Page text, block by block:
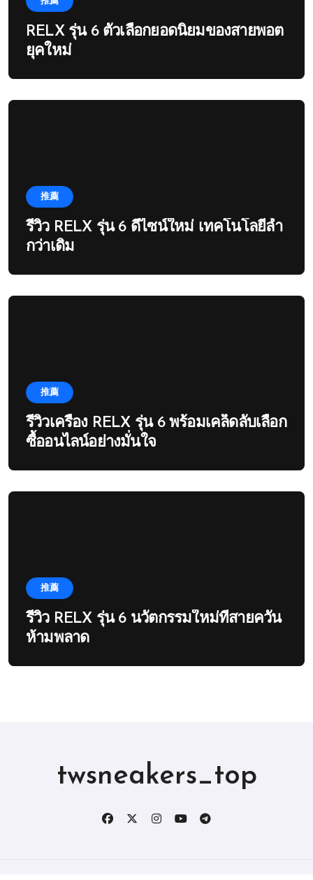
RELX รุ่น 6 ตัวเลือกยอดนิยมของสายพอต
ยุคใหม่
推薦
รีวิว RELX รุ่น 6 ดีไซน์ใหม่ เทคโนโลยีล้ำ
กว่าเดิม
推薦
รีวิวเครื่อง RELX รุ่น 6 พร้อมเคล็ดลับเลือก
ซื้ออนไลน์อย่างมั่นใจ
推薦
รีวิว RELX รุ่น 6 นวัตกรรมใหม่ที่สายควัน
ห้ามพลาด
twsneakers_top